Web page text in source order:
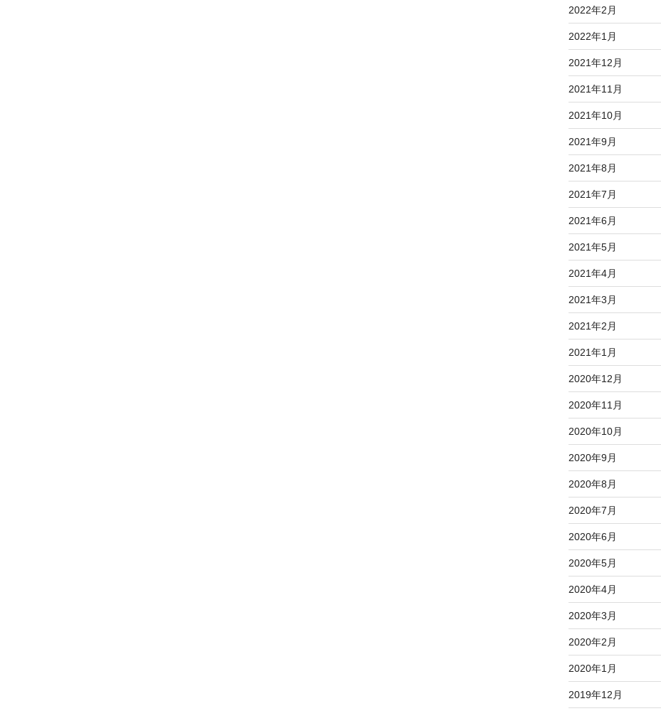
2022年2月
2022年1月
2021年12月
2021年11月
2021年10月
2021年9月
2021年8月
2021年7月
2021年6月
2021年5月
2021年4月
2021年3月
2021年2月
2021年1月
2020年12月
2020年11月
2020年10月
2020年9月
2020年8月
2020年7月
2020年6月
2020年5月
2020年4月
2020年3月
2020年2月
2020年1月
2019年12月